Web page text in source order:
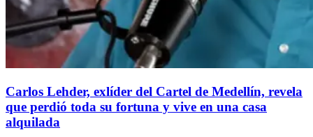
Carlos Lehder, exlíder del Cartel de Medellín, revela
que perdió toda su fortuna y vive en una casa
alquilada